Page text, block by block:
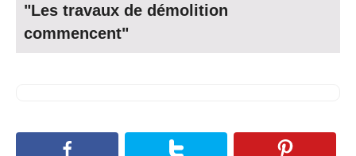
"Les travaux de démolition
commencent"